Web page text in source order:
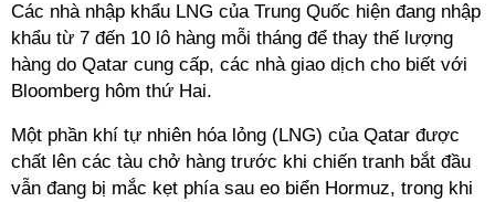
Các nhà nhập khẩu LNG của Trung Quốc hiện đang nhập
khẩu từ 7 đến 10 lô hàng mỗi tháng để thay thế lượng
hàng do Qatar cung cấp, các nhà giao dịch cho biết với
Bloomberg hôm thứ Hai.
Một phần khí tự nhiên hóa lỏng (LNG) của Qatar được
chất lên các tàu chở hàng trước khi chiến tranh bắt đầu
vẫn đang bị mắc kẹt phía sau eo biển Hormuz, trong khi